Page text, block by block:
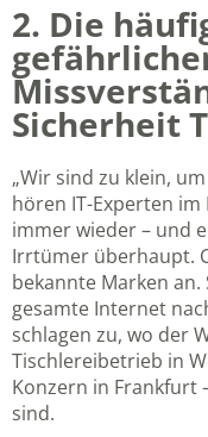
2. Die
Sicherheit
„Wir sind zu klein,
hören IT-Experten im
immer wieder – und
Irrtümer überhaupt.
bekannte Marken
gesamte Internet
schlagen zu, wo der
Tischlereibetrieb in
Konzern in Frankfurt
sind.